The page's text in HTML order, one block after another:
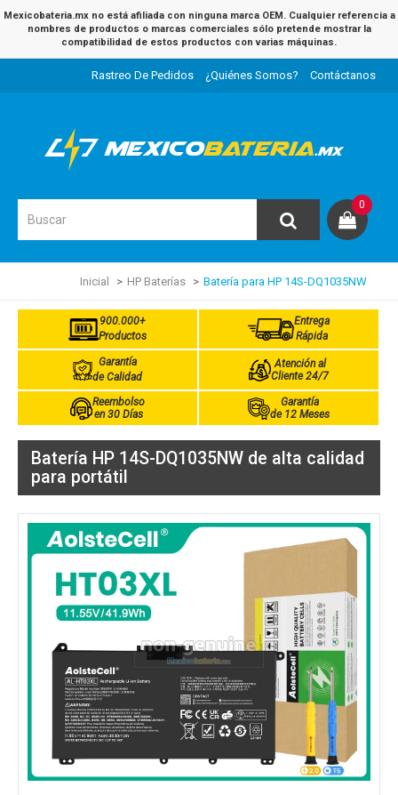
Mexicobateria.mx no está afiliada con ninguna marca OEM. Cualquier referencia a
nombres de productos o marcas comerciales sólo pretende mostrar la
compatibilidad de estos productos con varias máquinas.
Rastreo De Pedidos ¿Quiénes Somos? Contáctanos
0
Inicial HP Baterías Batería para HP 14S-DQ1035NW
900.000+
Productos
Entrega
Rápida
Garantía
de Calidad
Atención al
Cliente 24/7
Reembolso
en 30 Días
Garantía
de 12 Meses
Batería HP 14S-DQ1035NW de alta calidad
para portátil